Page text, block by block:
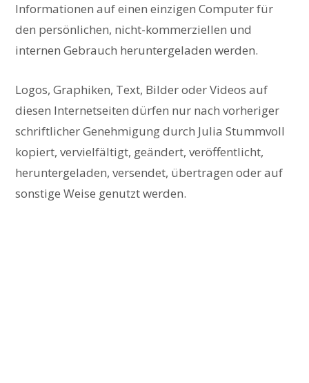
Informationen auf einen einzigen Computer für
den persönlichen, nicht-kommerziellen und
internen Gebrauch heruntergeladen werden.
Logos, Graphiken, Text, Bilder oder Videos auf
diesen Internetseiten dürfen nur nach vorheriger
schriftlicher Genehmigung durch Julia Stummvoll
kopiert, vervielfältigt, geändert, veröffentlicht,
heruntergeladen, versendet, übertragen oder auf
sonstige Weise genutzt werden.